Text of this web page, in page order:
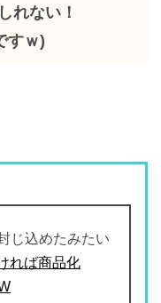
れない！
すｗ)
じ込めたみたい
れば商品化